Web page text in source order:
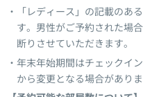
「レディース」の記載のあ
す。男性がご予約された場
断りさせていただきます。
年末年始期間はチェックイ
から変更となる場合がありま